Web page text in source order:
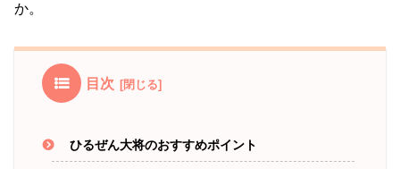
か。
目次
ひるぜん大将のおすすめポイント